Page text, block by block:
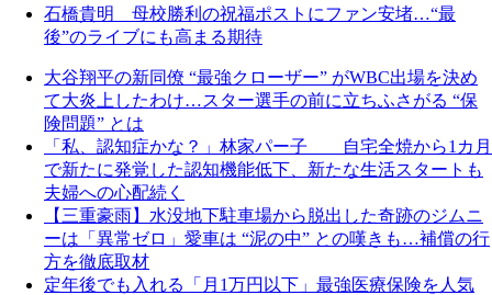
石橋貴明 母校勝利の祝福ポストにファン安堵…“最
後”のライブにも高まる期待
大谷翔平の新同僚 “最強クローザー” がWBC出場を決め
て大炎上したわけ…スター選手の前に立ちふさがる “保
険問題” とは
「私、認知症かな？」林家パー子 自宅全焼から1カ月
で新たに発覚した認知機能低下、新たな生活スタートも
夫婦への心配続く
【三重豪雨】水没地下駐車場から脱出した奇跡のジムニ
ーは「異常ゼロ」愛車は “泥の中” との嘆きも…補償の行
方を徹底取材
定年後でも入れる「月1万円以下」最強医療保険を人気